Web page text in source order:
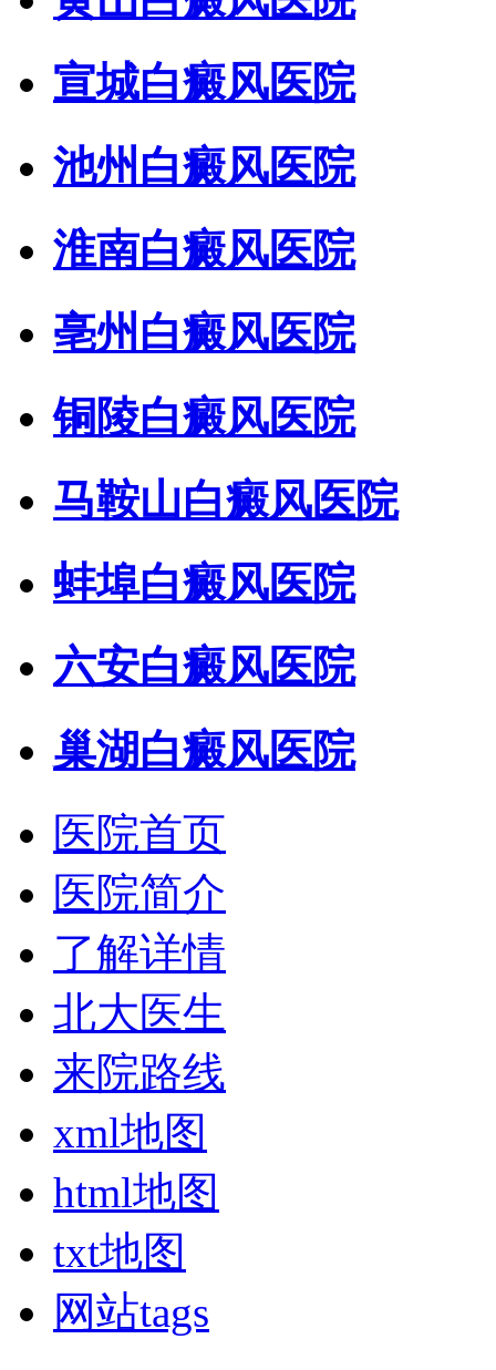
宣城白癜风医院
池州白癜风医院
淮南白癜风医院
亳州白癜风医院
铜陵白癜风医院
马鞍山白癜风医院
蚌埠白癜风医院
六安白癜风医院
巢湖白癜风医院
医院首页
医院简介
了解详情
北大医生
来院路线
xml地图
html地图
txt地图
网站tags